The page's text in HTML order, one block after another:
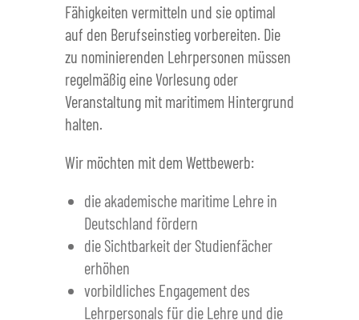
Fähigkeiten vermitteln und sie optimal
auf den Berufseinstieg vorbereiten. Die
zu nominierenden Lehrpersonen müssen
regelmäßig eine Vorlesung oder
Veranstaltung mit maritimem Hintergrund
halten.
Wir möchten mit dem Wettbewerb:
die akademische maritime Lehre in
Deutschland fördern
die Sichtbarkeit der Studienfächer
erhöhen
vorbildliches Engagement des
Lehrpersonals für die Lehre und die